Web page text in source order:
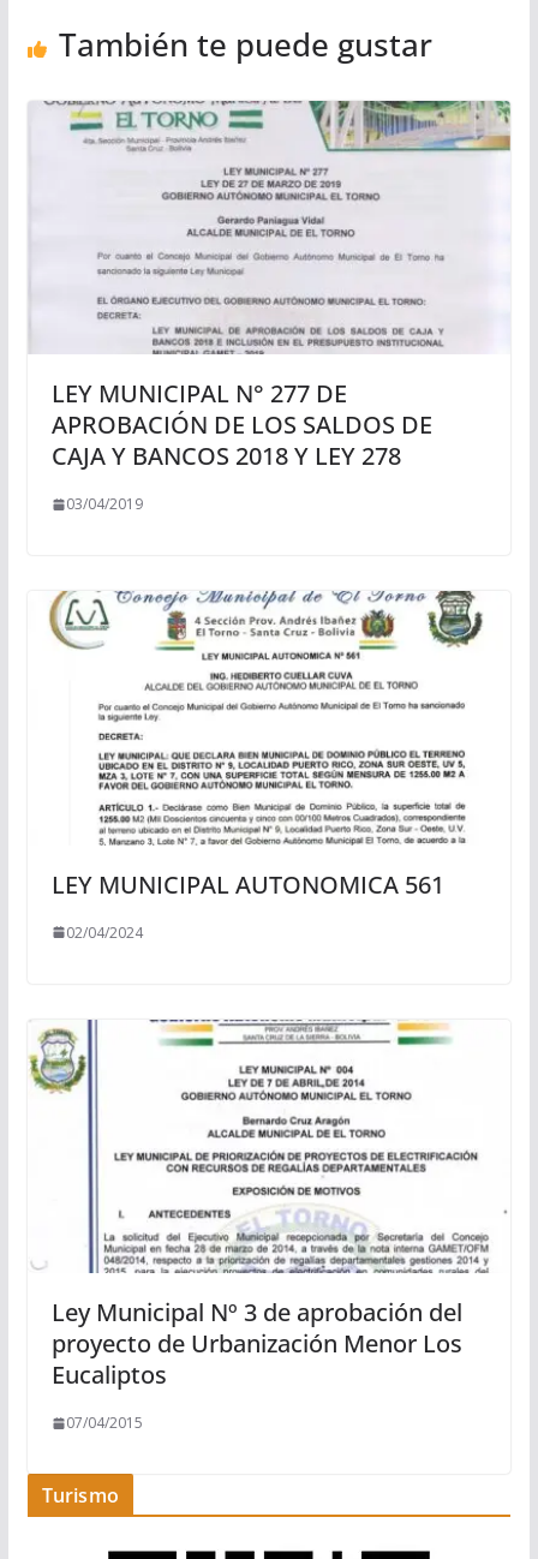
También te puede gustar
LEY MUNICIPAL N° 277 DE
APROBACIÓN DE LOS SALDOS DE
CAJA Y BANCOS 2018 Y LEY 278
03/04/2019
LEY MUNICIPAL AUTONOMICA 561
02/04/2024
Ley Municipal Nº 3 de aprobación del
proyecto de Urbanización Menor Los
Eucaliptos
07/04/2015
Turismo